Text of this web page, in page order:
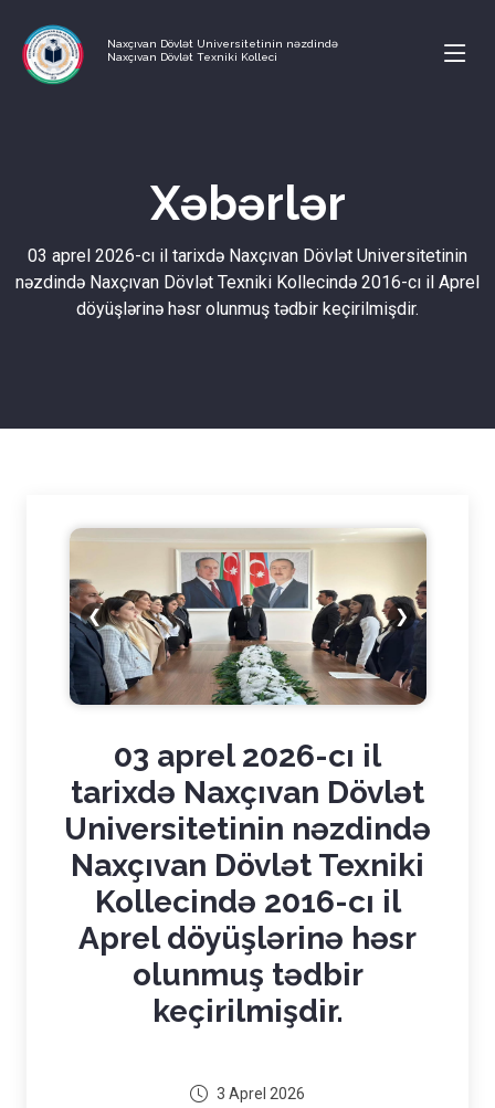
Naxçıvan Dövlət Universitetinin nəzdində
Naxçıvan Dövlət Texniki Kolleci
Xəbərlər
03 aprel 2026-cı il tarixdə Naxçıvan Dövlət Universitetinin
nəzdində Naxçıvan Dövlət Texniki Kollecində 2016-cı il Aprel
döyüşlərinə həsr olunmuş tədbir keçirilmişdir.
❮ ❯
03 aprel 2026-cı il
tarixdə Naxçıvan Dövlət
Universitetinin nəzdində
Naxçıvan Dövlət Texniki
Kollecində 2016-cı il
Aprel döyüşlərinə həsr
olunmuş tədbir
keçirilmişdir.
3 Aprel 2026